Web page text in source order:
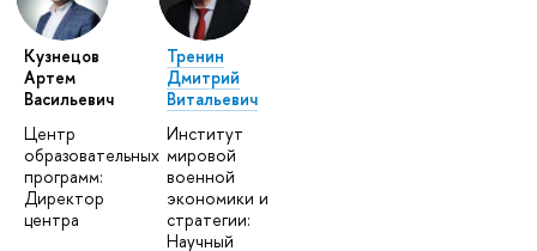
Кузнецов
Артем
Васильевич
Центр
образовательных
программ:
Директор
центра
Тренин
Дмитрий
Витальевич
Институт
мировой
военной
экономики и
стратегии:
Научный